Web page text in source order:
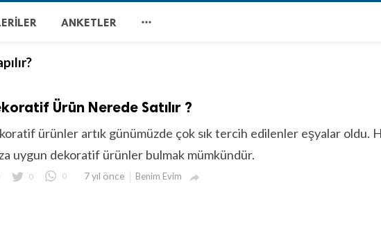
ANKETLER 
Ürün Nerede Satılır ?
ürünler artık günümüzde çok sık tercih edilenler eşyalar oldu.
uygun dekoratif ürünler bulmak mümkündür.
0 0 7 yıl önce Benim Evim 